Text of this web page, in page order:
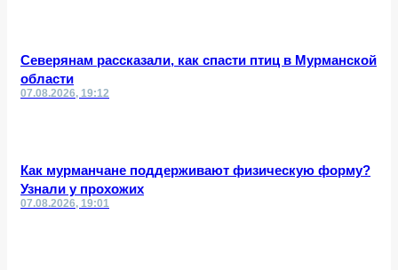
Северянам рассказали, как спасти птиц в Мурманской
области
07.08.2026, 19:12
Как мурманчане поддерживают физическую форму?
Узнали у прохожих
07.08.2026, 19:01